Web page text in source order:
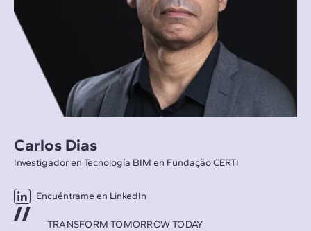
Carlos Dias
Investigador en Tecnología BIM en Fundação CERTI
Encuéntrame en LinkedIn
TRANSFORM TOMORROW TODAY